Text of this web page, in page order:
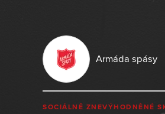
Armáda spásy
SOCIÁLNĚ ZNEVÝHODNĚNÉ